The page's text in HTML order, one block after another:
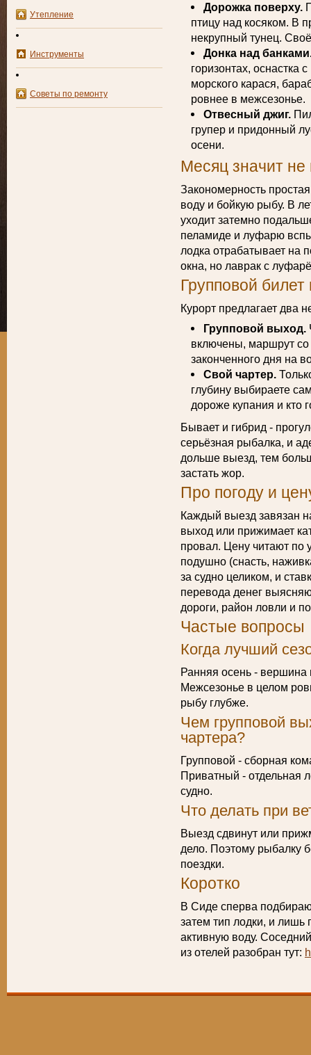
Утепление
Инструменты
Советы по ремонту
Дорожка поверху.
птицу над косяком. В
некрупный тунец.
Донка над
горизонтах, оснастка
морского карася,
ровнее в межсезонье.
Отвесный джиг.
групер и придонный
осени.
Месяц значит
Закономерность
воду и бойкую рыбу. В
уходит затемно
пеламиде и луфарю
лодка отрабатывает на
окна, но лаврак с
Групповой
Курорт предлагает два
Групповой выход.
включены, маршрут со
законченного дня на
Свой чартер.
глубину выбираете
дороже купания и кто
Бывает и гибрид -
серьёзная рыбалка, и
дольше выезд, тем
застать жор.
Про погоду и
Каждый выезд завязан
выход или прижимает
провал. Цену читают по
подушно (снасть,
за судно целиком, и
перевода денег
дороги, район ловли и
Частые вопросы
Когда лучший
Ранняя осень -
Межсезонье в целом
рыбу глубже.
Чем групповой
чартера?
Групповой - сборная
Приватный - отдельная
судно.
Что делать при
Выезд сдвинут или
дело. Поэтому рыбалку
поездки.
Коротко
В Сиде сперва
затем тип лодки, и лишь
активную воду.
из отелей разобран тут: